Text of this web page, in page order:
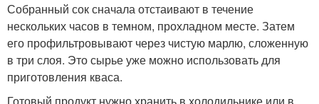
Собранный сок сначала отстаивают в течение
нескольких часов в темном, прохладном месте. Затем
его профильтровывают через чистую марлю, сложенную
в три слоя. Это сырье уже можно использовать для
приготовления кваса.